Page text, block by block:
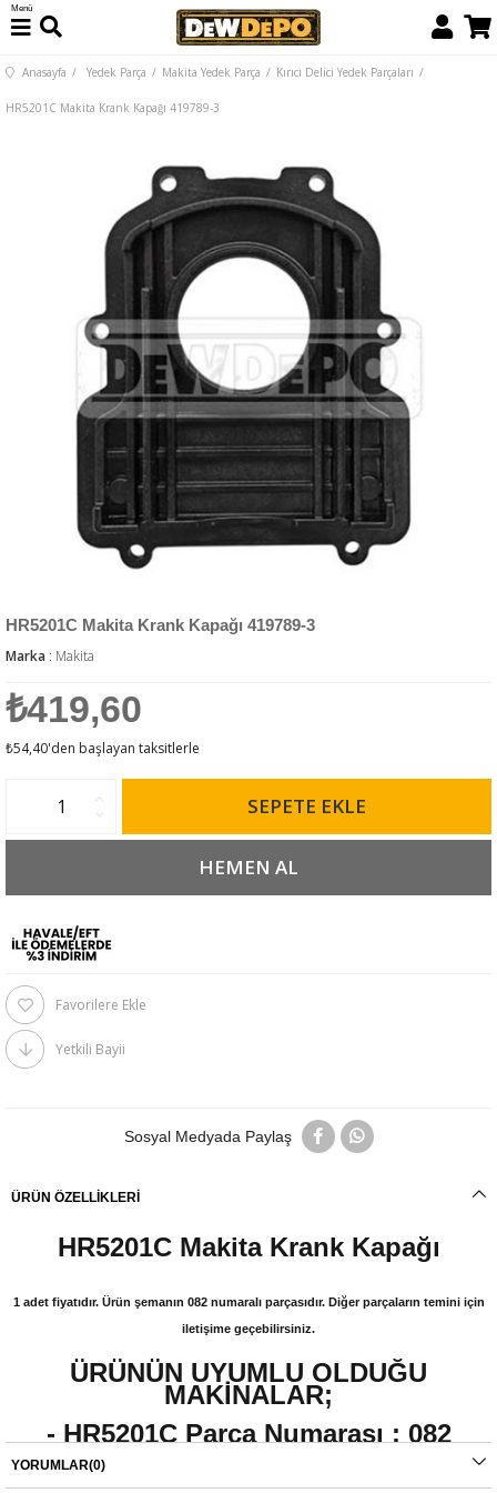
Menü
Anasayfa Yedek Parça Makita Yedek Parça Kırıcı Delici Yedek Parçaları
HR5201C Makita Krank Kapağı 419789-3
HR5201C Makita Krank Kapağı 419789-3
Marka : Makita
₺419,60
₺54,40'den başlayan taksitlerle
Favorilere Ekle
Yetkili Bayii
Sosyal Medyada Paylaş
ÜRÜN ÖZELLIKLERI
HR5201C Makita Krank Kapağı
1 adet fiyatıdır. Ürün şemanın 082 numaralı parçasıdır. Diğer parçaların temini için
iletişime geçebilirsiniz.
ÜRÜNÜN UYUMLU OLDUĞU
MAKİNALAR;
- HR5201C Parça Numarası : 082
- HR5211C
YORUMLAR(0)